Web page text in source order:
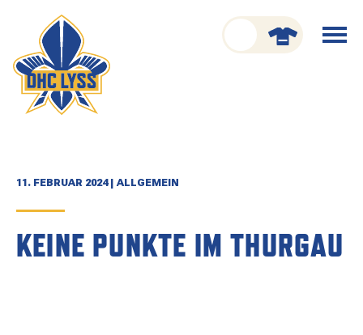
Menü
öffnen
schliessen
CLUB
GESCHICHTE
TEAM
11. FEBRUAR 2024 | ALLGEMEIN
KEINE PUNKTE IM THURGAU